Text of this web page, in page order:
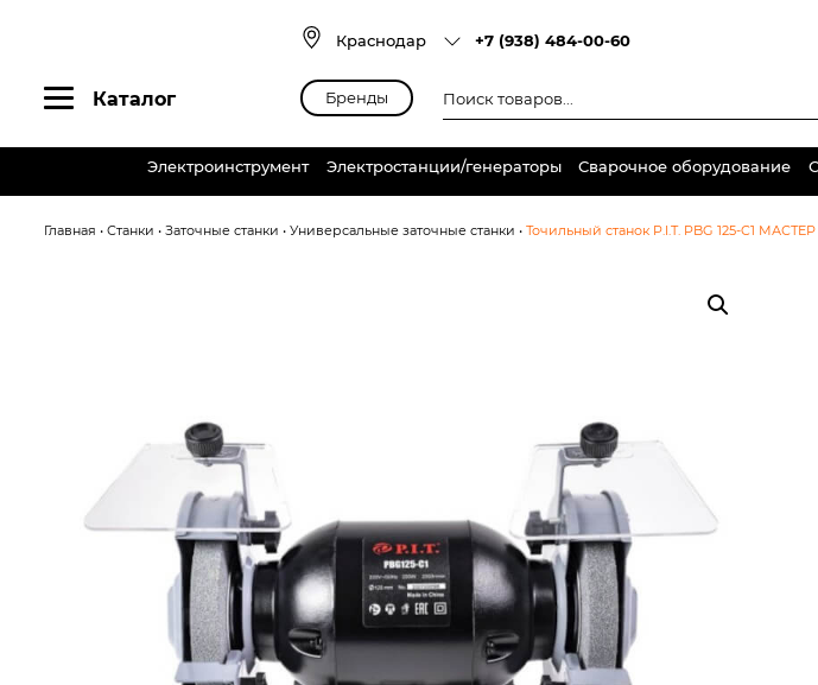
Краснодар +7 (938) 484-00-60
Каталог Бренды товаров
Электроинструмент Электростанции/генераторы Сварочное оборудование
Главная • Станки • Заточные станки • Универсальные заточные станки • Точильный станок P.I.T. PBG 125-C1 МАСТЕР